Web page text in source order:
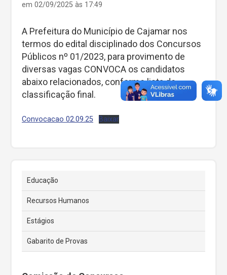
em 02/09/2025 às 17:49
A Prefeitura do Município de Cajamar nos
termos do edital disciplinado dos Concursos
Públicos nº 01/2023, para provimento de
diversas vagas CONVOCA os candidatos
abaixo relacionados, conforme lista de
classificação final.
Convocacao 02.09.25 Baixar
Educação
Recursos Humanos
Estágios
Gabarito de Provas